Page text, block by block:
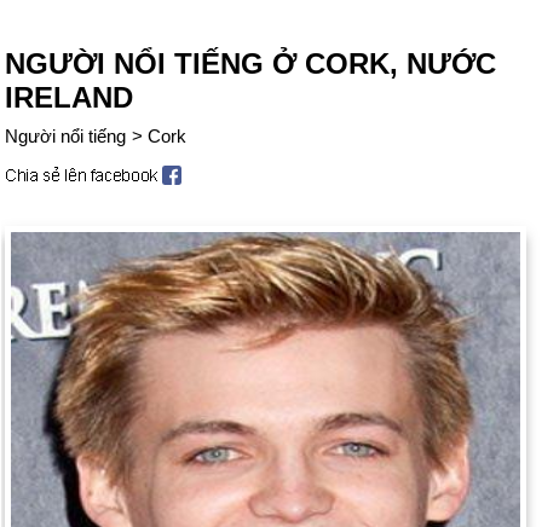
NGƯỜI NỔI TIẾNG Ở CORK, NƯỚC
IRELAND
Người nổi tiếng > Cork